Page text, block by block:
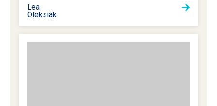
Lea
Oleksiak